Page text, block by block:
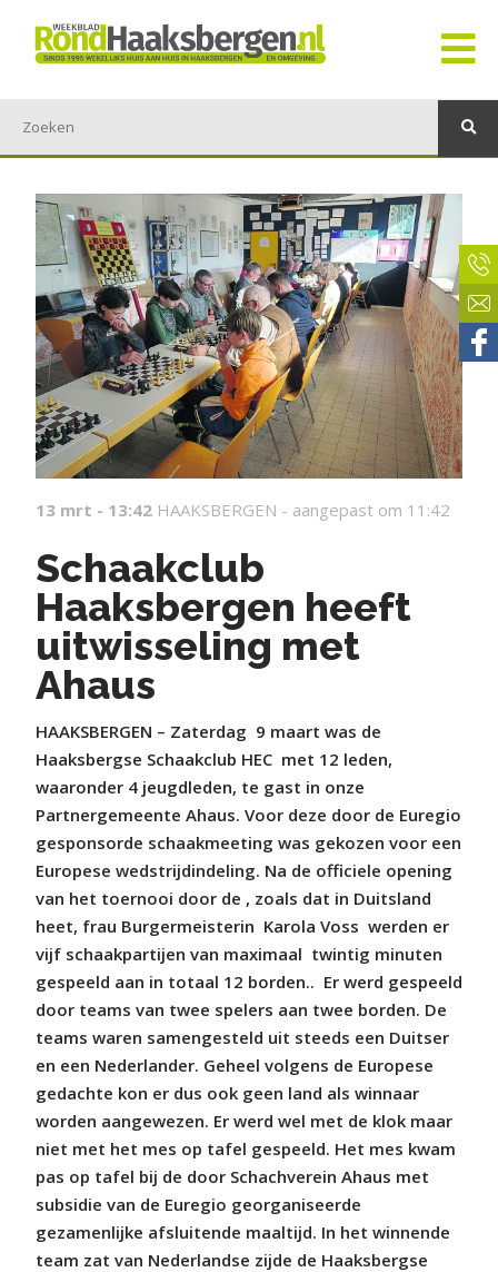
13 mrt - 13:42 HAAKSBERGEN - aangepast om 11:42
Schaakclub
Haaksbergen heeft
uitwisseling met
Ahaus
HAAKSBERGEN – Zaterdag 9 maart was de
Haaksbergse Schaakclub HEC met 12 leden,
waaronder 4 jeugdleden, te gast in onze
Partnergemeente Ahaus. Voor deze door de Euregio
gesponsorde schaakmeeting was gekozen voor een
Europese wedstrijdindeling. Na de officiele opening
van het toernooi door de , zoals dat in Duitsland
heet, frau Burgermeisterin Karola Voss werden er
vijf schaakpartijen van maximaal twintig minuten
gespeeld aan in totaal 12 borden.. Er werd gespeeld
door teams van twee spelers aan twee borden. De
teams waren samengesteld uit steeds een Duitser
en een Nederlander. Geheel volgens de Europese
gedachte kon er dus ook geen land als winnaar
worden aangewezen. Er werd wel met de klok maar
niet met het mes op tafel gespeeld. Het mes kwam
pas op tafel bij de door Schachverein Ahaus met
subsidie van de Euregio georganiseerde
gezamenlijke afsluitende maaltijd. In het winnende
team zat van Nederlandse zijde de Haaksbergse